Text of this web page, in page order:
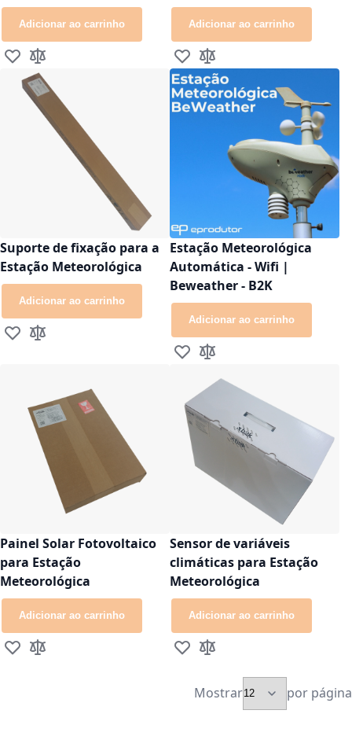
Adicionar ao carrinho
Adicionar à lista de desejos
Adicionar para Comparar
Adicionar ao carrinho
Adicionar à lista de desejos
Adicionar para Comparar
Suporte de fixação para a
Estação Meteorológica
Adicionar ao carrinho
Adicionar à lista de desejos
Adicionar para Comparar
Estação Meteorológica
Automática - Wifi |
Beweather - B2K
Adicionar ao carrinho
Adicionar à lista de desejos
Adicionar para Comparar
Painel Solar Fotovoltaico
para Estação
Meteorológica
Adicionar ao carrinho
Adicionar à lista de desejos
Adicionar para Comparar
Sensor de variáveis
climáticas para Estação
Meteorológica
Adicionar ao carrinho
Adicionar à lista de desejos
Adicionar para Comparar
Mostrar por página